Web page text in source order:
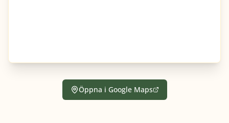
Öppna i Google Maps